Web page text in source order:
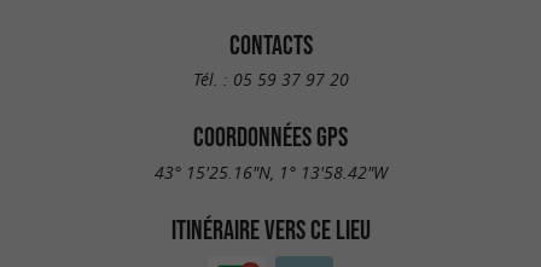
CONTACTS
Tél. : 05 59 37 97 20
COORDONNÉES GPS
43° 15'25.16"N, 1° 13'58.42"W
ITINÉRAIRE VERS CE LIEU